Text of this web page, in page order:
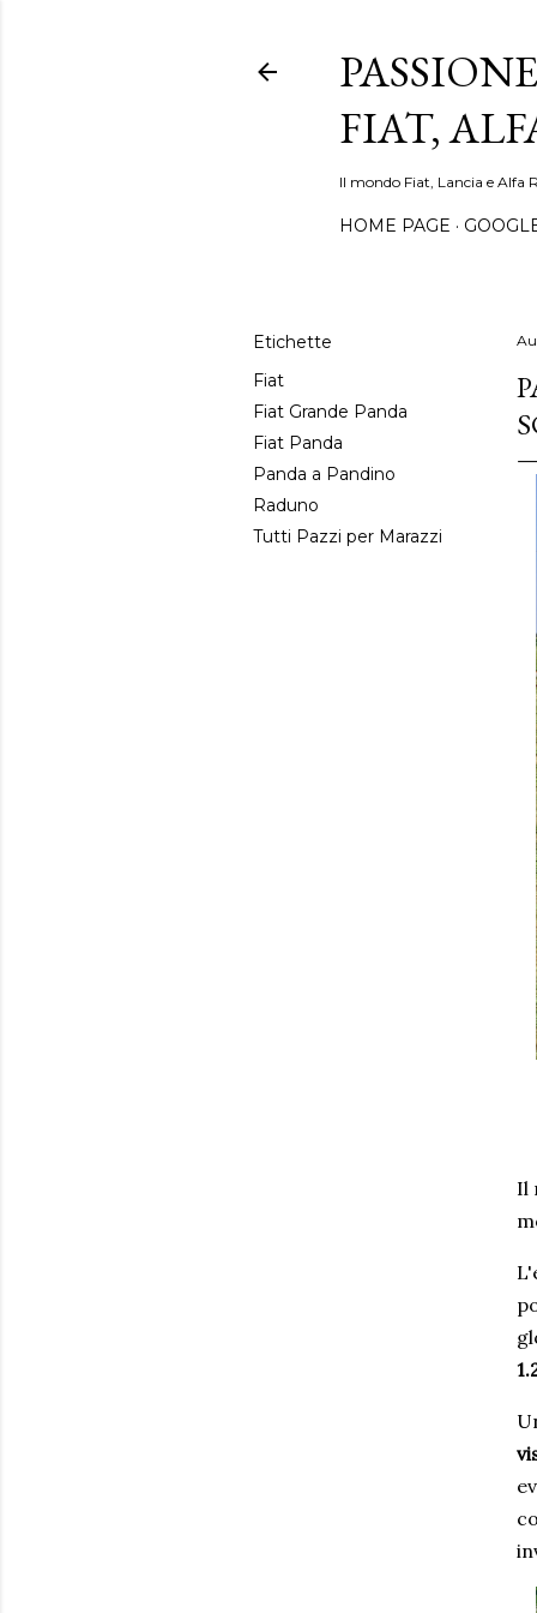
FIAT,
Il mondo Fiat, Lancia e
HOME PAGE
Etichette
Fiat
Fiat Grande Panda
Fiat Panda
Panda a Pandino
Raduno
Tutti Pazzi per Marazzi
Il